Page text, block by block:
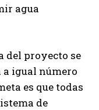
agua
del proyecto se
igual número
es que todas
de